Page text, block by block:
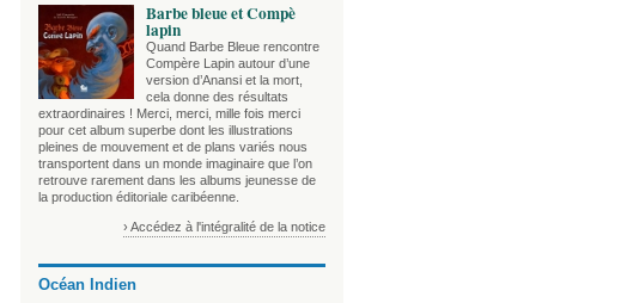
Barbe bleue et Compè
lapin
Quand Barbe Bleue rencontre
Compère Lapin autour d’une
version d’Anansi et la mort,
cela donne des résultats
extraordinaires ! Merci, merci, mille fois merci
pour cet album superbe dont les illustrations
pleines de mouvement et de plans variés nous
transportent dans un monde imaginaire que l’on
retrouve rarement dans les albums jeunesse de
la production éditoriale caribéenne.
› Accédez à l'intégralité de la notice
Océan Indien